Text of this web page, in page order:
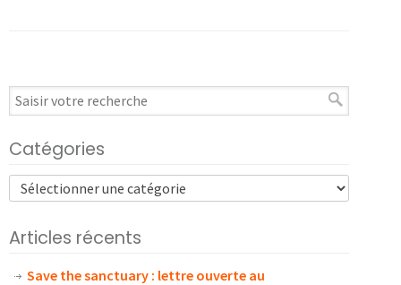
Catégories
Articles récents
Save the sanctuary : lettre ouverte au